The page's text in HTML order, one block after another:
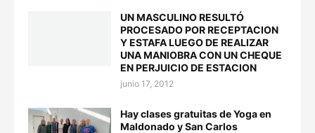
UN MASCULINO RESULTÓ
PROCESADO POR RECEPTACION
Y ESTAFA LUEGO DE REALIZAR
UNA MANIOBRA CON UN CHEQUE
EN PERJUICIO DE ESTACION
junio 17, 2012
Hay clases gratuitas de Yoga en
Maldonado y San Carlos